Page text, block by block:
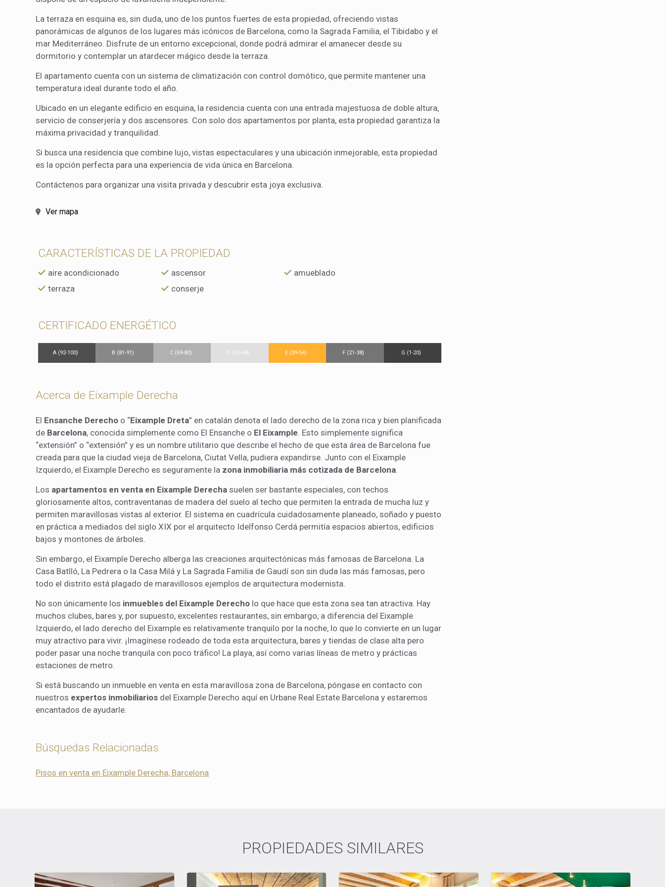
La terraza en esquina es, sin duda, uno de los puntos fuertes de esta propiedad, ofreciendo vistas
panorámicas de algunos de los lugares más icónicos de Barcelona, como la Sagrada Familia, el Tibidabo y el
mar Mediterráneo. Disfrute de un entorno excepcional, donde podrá admirar el amanecer desde su
dormitorio y contemplar un atardecer mágico desde la terraza.
El apartamento cuenta con un sistema de climatización con control domótico, que permite mantener una
temperatura ideal durante todo el año.
Ubicado en un elegante edificio en esquina, la residencia cuenta con una entrada majestuosa de doble altura,
servicio de conserjería y dos ascensores. Con solo dos apartamentos por planta, esta propiedad garantiza la
máxima privacidad y tranquilidad.
Si busca una residencia que combine lujo, vistas espectaculares y una ubicación inmejorable, esta propiedad
es la opción perfecta para una experiencia de vida única en Barcelona.
Contáctenos para organizar una visita privada y descubrir esta joya exclusiva.
Ver mapa
CARACTERÍSTICAS DE LA PROPIEDAD
aire acondicionado ascensor
amueblado
terraza
conserje
CERTIFICADO ENERGÉTICO
A (92-100) B (81-91) C (69-80) D (55-68) E (39-54) F (21-38) G (1-20)
Acerca de Eixample Derecha
El Ensanche Derecho o “Eixample Dreta” en catalán denota el lado derecho de la zona rica y bien planificada
de Barcelona, conocida simplemente como El Ensanche o El Eixample. Esto simplemente significa
“extensión” o “extensión” y es un nombre utilitario que describe el hecho de que esta área de Barcelona fue
creada para que la ciudad vieja de Barcelona, Ciutat Vella, pudiera expandirse. Junto con el Eixample
Izquierdo, el Eixample Derecho es seguramente la zona inmobiliaria más cotizada de Barcelona.
Los apartamentos en venta en Eixample Derecha suelen ser bastante especiales, con techos
gloriosamente altos, contraventanas de madera del suelo al techo que permiten la entrada de mucha luz y
permiten maravillosas vistas al exterior. El sistema en cuadrícula cuidadosamente planeado, soñado y puesto
en práctica a mediados del siglo XIX por el arquitecto Idelfonso Cerdá permitía espacios abiertos, edificios
bajos y montones de árboles.
Sin embargo, el Eixample Derecho alberga las creaciones arquitectónicas más famosas de Barcelona. La
Casa Batlló, La Pedrera o la Casa Milá y La Sagrada Familia de Gaudí son sin duda las más famosas, pero
todo el distrito está plagado de maravillosos ejemplos de arquitectura modernista.
No son únicamente los inmuebles del Eixample Derecho lo que hace que esta zona sea tan atractiva. Hay
muchos clubes, bares y, por supuesto, excelentes restaurantes, sin embargo, a diferencia del Eixample
Izquierdo, el lado derecho del Eixample es relativamente tranquilo por la noche, lo que lo convierte en un lugar
muy atractivo para vivir. ¡Imagínese rodeado de toda esta arquitectura, bares y tiendas de clase alta pero
poder pasar una noche tranquila con poco tráfico! La playa, así como varias líneas de metro y prácticas
estaciones de metro.
Si está buscando un inmueble en venta en esta maravillosa zona de Barcelona, póngase en contacto con
nuestros expertos inmobiliarios del Eixample Derecho aquí en Urbane Real Estate Barcelona y estaremos
encantados de ayudarle.
Búsquedas Relacionadas
Pisos en venta en Eixample Derecha, Barcelona
PROPIEDADES SIMILARES